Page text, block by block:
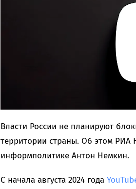
Власти России не планируют
территории страны. Об этом РИА
информполитике Антон Немкин.
С начала августа 2024 года